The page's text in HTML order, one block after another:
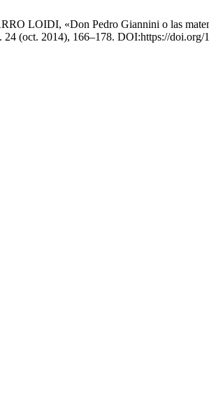
LOIDI, «Don Pedro Giannini o las
. 24 (oct. 2014), 166–178. DOI:https://doi.org/